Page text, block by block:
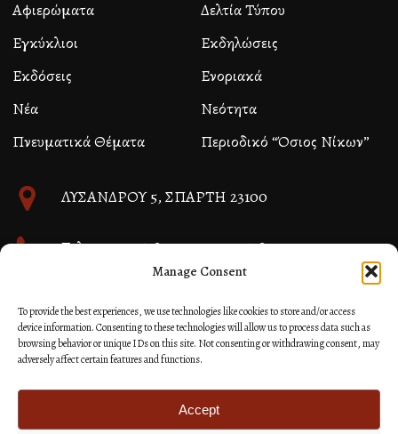
Manage Consent
To provide the best experiences, we use technologies like cookies to store and/or access
device information. Consenting to these technologies will allow us to process data such as
browsing behavior or unique IDs on this site. Not consenting or withdrawing consent, may
adversely affect certain features and functions.
Accept
Αφιερώματα
Δελτία Τύπου
Εγκύκλιοι
Εκδηλώσεις
Εκδόσεις
Ενοριακά
Νέα
Νεότητα
Πνευματικά Θέματα
Περιοδικό “Όσιος Νίκων”
ΛΥΣΑΝΔΡΟΥ 5, ΣΠΑΡΤΗ 23100
Τηλ. 27310 26580 και 27310 26581